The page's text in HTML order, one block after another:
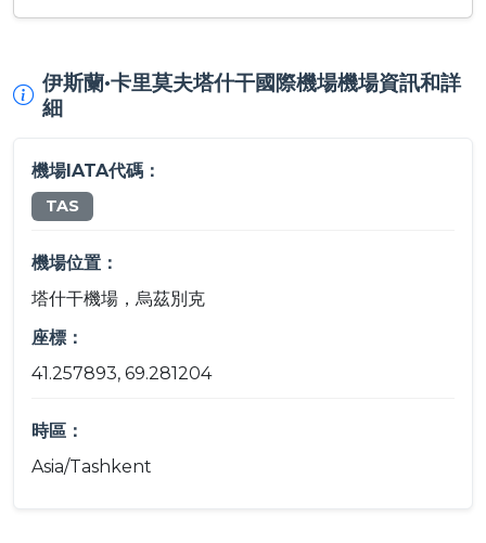
伊斯蘭·卡里莫夫塔什干國際機場機場資訊和詳
細
機場IATA代碼：
TAS
機場位置：
塔什干機場，烏茲別克
座標：
41.257893, 69.281204
時區：
Asia/Tashkent